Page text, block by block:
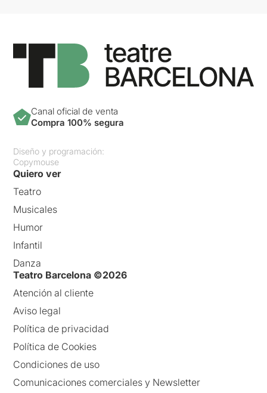
Canal oficial de venta
Compra 100% segura
Diseño y programación:
Copymouse
Quiero ver
Teatro
Musicales
Humor
Infantil
Danza
Teatro Barcelona ©2026
Atención al cliente
Aviso legal
Política de privacidad
Política de Cookies
Condiciones de uso
Comunicaciones comerciales y Newsletter